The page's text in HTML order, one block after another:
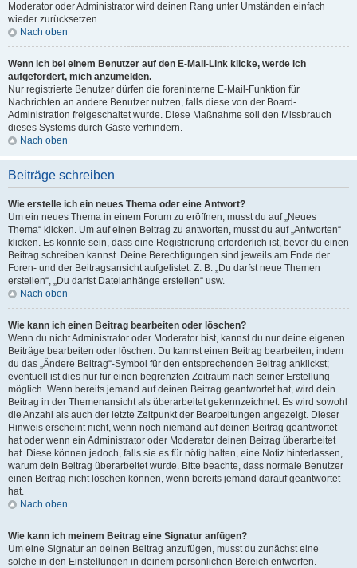
Moderator oder Administrator wird deinen Rang unter Umständen einfach
wieder zurücksetzen.
Nach oben
Wenn ich bei einem Benutzer auf den E-Mail-Link klicke, werde ich
aufgefordert, mich anzumelden.
Nur registrierte Benutzer dürfen die foreninterne E-Mail-Funktion für
Nachrichten an andere Benutzer nutzen, falls diese von der Board-
Administration freigeschaltet wurde. Diese Maßnahme soll den Missbrauch
dieses Systems durch Gäste verhindern.
Nach oben
Beiträge schreiben
Wie erstelle ich ein neues Thema oder eine Antwort?
Um ein neues Thema in einem Forum zu eröffnen, musst du auf „Neues
Thema“ klicken. Um auf einen Beitrag zu antworten, musst du auf „Antworten“
klicken. Es könnte sein, dass eine Registrierung erforderlich ist, bevor du einen
Beitrag schreiben kannst. Deine Berechtigungen sind jeweils am Ende der
Foren- und der Beitragsansicht aufgelistet. Z. B. „Du darfst neue Themen
erstellen“, „Du darfst Dateianhänge erstellen“ usw.
Nach oben
Wie kann ich einen Beitrag bearbeiten oder löschen?
Wenn du nicht Administrator oder Moderator bist, kannst du nur deine eigenen
Beiträge bearbeiten oder löschen. Du kannst einen Beitrag bearbeiten, indem
du das „Ändere Beitrag“-Symbol für den entsprechenden Beitrag anklickst;
eventuell ist dies nur für einen begrenzten Zeitraum nach seiner Erstellung
möglich. Wenn bereits jemand auf deinen Beitrag geantwortet hat, wird dein
Beitrag in der Themenansicht als überarbeitet gekennzeichnet. Es wird sowohl
die Anzahl als auch der letzte Zeitpunkt der Bearbeitungen angezeigt. Dieser
Hinweis erscheint nicht, wenn noch niemand auf deinen Beitrag geantwortet
hat oder wenn ein Administrator oder Moderator deinen Beitrag überarbeitet
hat. Diese können jedoch, falls sie es für nötig halten, eine Notiz hinterlassen,
warum dein Beitrag überarbeitet wurde. Bitte beachte, dass normale Benutzer
einen Beitrag nicht löschen können, wenn bereits jemand darauf geantwortet
hat.
Nach oben
Wie kann ich meinem Beitrag eine Signatur anfügen?
Um eine Signatur an deinen Beitrag anzufügen, musst du zunächst eine
solche in den Einstellungen in deinem persönlichen Bereich entwerfen.